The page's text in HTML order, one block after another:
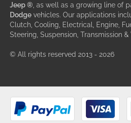
Jeep ® , as well as a growing line of
Dodge vehicles. Our applications
Clutch, Cooling, Electrical, Engine,
Steering, Suspension, Transmission &
© All rights reserved 2013 - 2026